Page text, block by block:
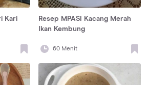
Kari
Resep MPASI Kacang Merah
Ikan Kembung
60 Menit